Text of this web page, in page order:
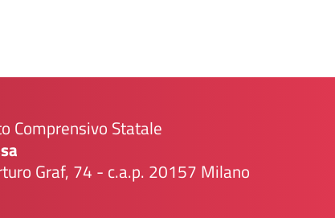
Comprensivo Statale
Graf, 74 - c.a.p. 20157 Milano